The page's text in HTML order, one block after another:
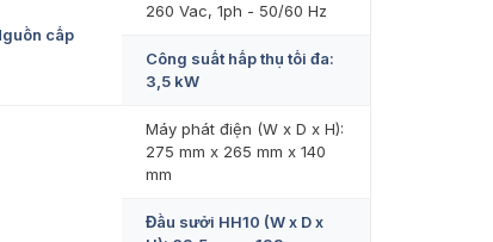
cấp
260 Vac, 1ph - 50/60 Hz
Công suất hấp thụ tối đa:
3,5 kW
Máy phát điện (W x D x H):
275 mm x 265 mm x 140
mm
Đầu sưởi HH10 (W x D x